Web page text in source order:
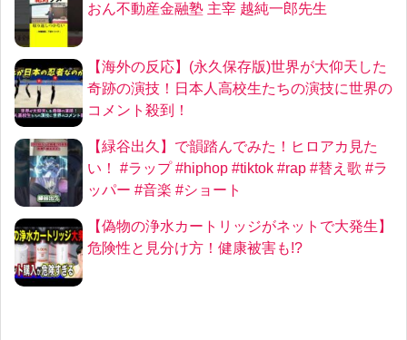
おん不動産金融塾 主宰 越純一郎先生
【海外の反応】(永久保存版)世界が大仰天した
奇跡の演技！日本人高校生たちの演技に世界の
コメント殺到！
【緑谷出久】で韻踏んでみた！ヒロアカ見た
い！ #ラップ #hiphop #tiktok #rap #替え歌 #ラ
ッパー #音楽 #ショート
【偽物の浄水カートリッジがネットで大発生】
危険性と見分け方！健康被害も!?